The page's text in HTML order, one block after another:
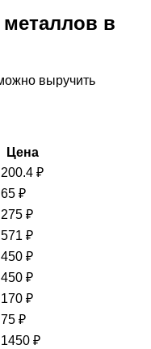
металлов в
выручить
Цена
200.4 ₽
65 ₽
275 ₽
571 ₽
450 ₽
450 ₽
170 ₽
75 ₽
1450 ₽